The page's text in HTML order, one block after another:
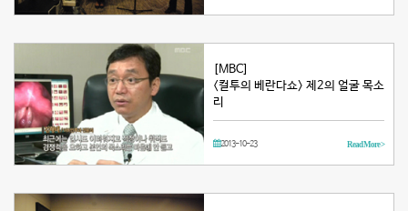
[MBC]
<컬투의 베란다쇼> 제2의 얼굴 목소
리
2013-10-23 Read More >